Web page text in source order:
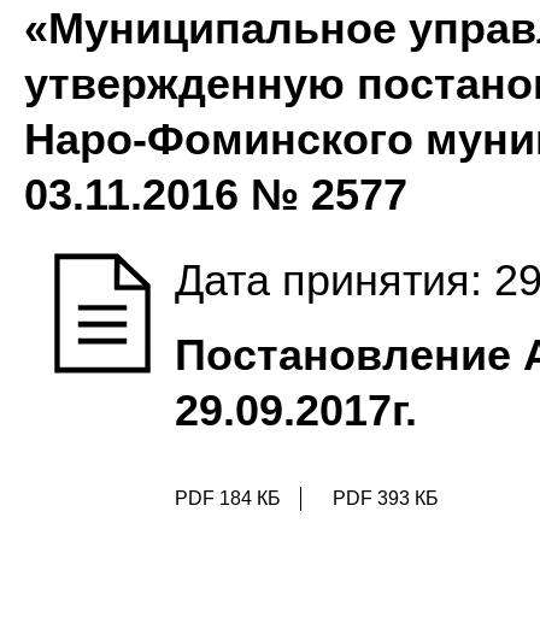
«Муниципальное
утвержденную
Наро-Фоминского
03.11.2016 № 2577
Дата принятия:
Постановление
29.09.2017г.
PDF 184 КБ PDF 393 КБ